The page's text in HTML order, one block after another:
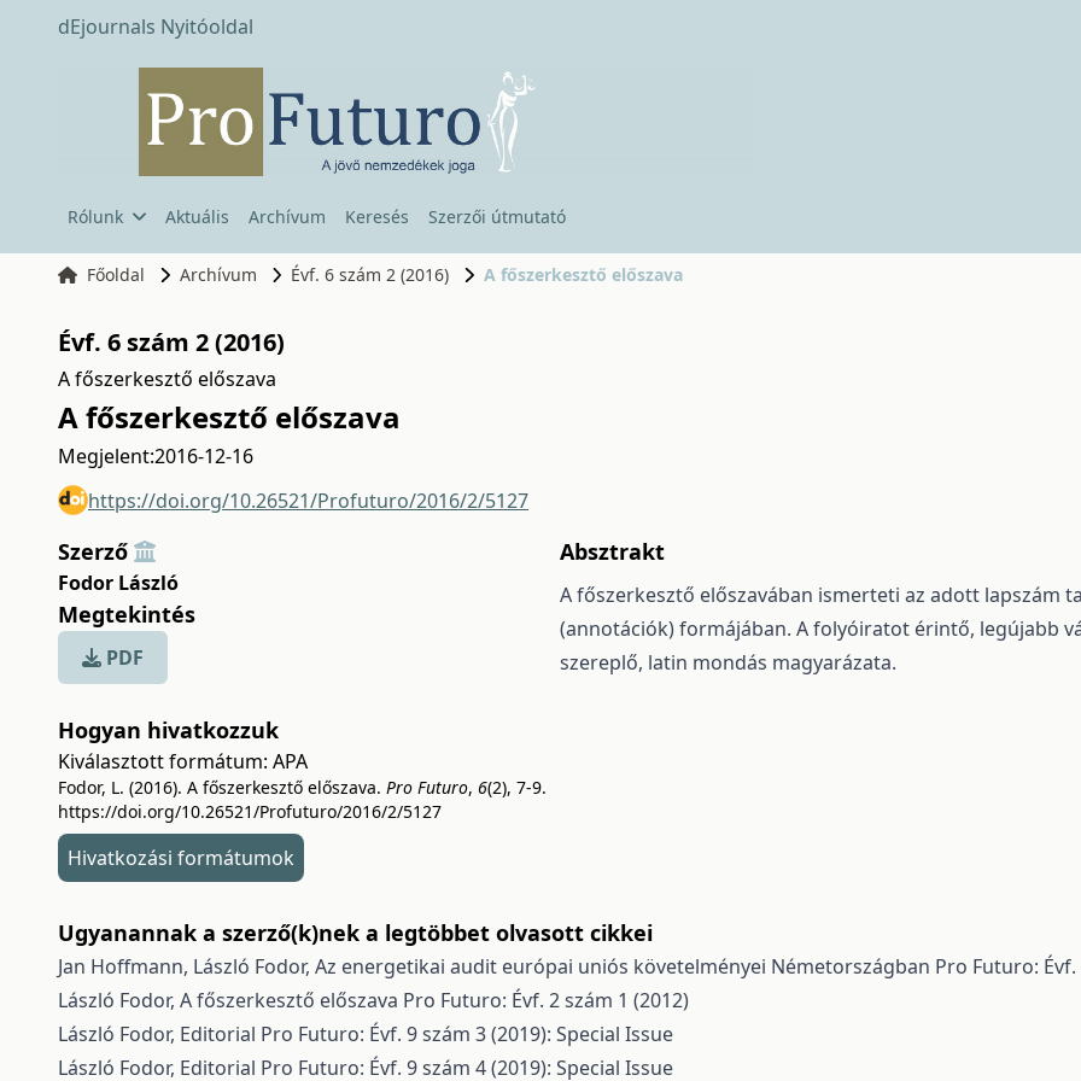
dEjournals Nyitóoldal
Rólunk Aktuális Archívum Keresés Szerzői útmutató
Főoldal Archívum Évf. 6 szám 2 (2016) A főszerkesztő előszava
Évf. 6 szám 2 (2016)
A főszerkesztő előszava
A főszerkesztő előszava
Megjelent:2016-12-16
https://doi.org/10.26521/Profuturo/2016/2/5127
Szerző
Fodor László
Megtekintés
PDF
Hogyan hivatkozzuk
Kiválasztott formátum: APA
Fodor, L. (2016). A főszerkesztő előszava. Pro Futuro, 6(2), 7-9.
https://doi.org/10.26521/Profuturo/2016/2/5127
Hivatkozási formátumok
Absztrakt
A főszerkesztő előszavában ismerteti az adott lapszám
(annotációk) formájában. A folyóiratot érintő, legújabb
szereplő, latin mondás magyarázata.
Ugyanannak a szerző(k)nek a legtöbbet olvasott cikkei
Jan Hoffmann, László Fodor, Az energetikai audit európai uniós követelményei Németországban Pro Futuro:
László Fodor, A főszerkesztő előszava Pro Futuro: Évf. 2 szám 1 (2012)
László Fodor, Editorial Pro Futuro: Évf. 9 szám 3 (2019): Special Issue
László Fodor, Editorial Pro Futuro: Évf. 9 szám 4 (2019): Special Issue